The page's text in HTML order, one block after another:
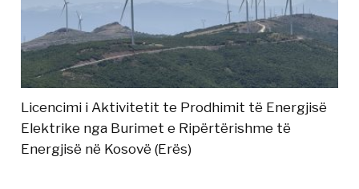
Licencimi i Aktivitetit te Prodhimit të Energjisë
Elektrike nga Burimet e Ripërtërishme të
Energjisë në Kosovë (Erës)